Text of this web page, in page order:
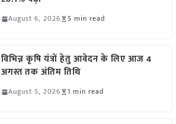
August 6, 2026 5 min read
विभिन्न कृषि यंत्रों हेतु आवेदन के लिए आज 4
अगस्त तक अंतिम तिथि
August 5, 2026 1 min read